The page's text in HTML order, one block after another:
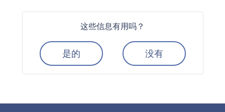
这些信息有用吗？
是的 没有